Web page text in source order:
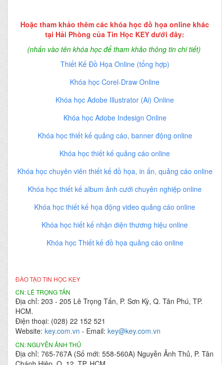
Hoặc tham khảo thêm các khóa học đồ họa online khác
tại Hải Phòng của Tin Học KEY dưới đây:
(nhấn vào tên khóa học để tham khảo thông tin chi tiết)
Thiết Kế Đồ Họa Online (tổng hợp)
Khóa học Corel-Draw Online
Khóa học Adobe Illustrator (Ai) Online
Khóa học Adobe Indesign Online
Khóa học thiết kế quảng cáo, banner động online
Khóa học thiết kế quảng cáo online
Khóa học chuyên viên thiết kế đồ họa, in ấn, quảng cáo online
Khóa học thiết kế album ảnh cưới chuyên nghiệp online
Khóa học thiết kế họa động video quảng cáo online
Khóa học hiết kế nhận diện thương hiệu online
Khóa học Thiết kế đồ họa quảng cáo online
ĐÀO TẠO TIN HỌC KEY
CN: LÊ TRỌNG TẤN
Địa chỉ: 203 - 205 Lê Trọng Tấn, P. Sơn Kỳ, Q. Tân Phú, TP.
HCM.
Điện thoại: (028) 22 152 521
Website: key.com.vn - Email: key@key.com.vn
CN: NGUYỄN ẢNH THỦ
Địa chỉ: 765-767A (Số mới: 558-560A) Nguyễn Ảnh Thủ, P. Tân